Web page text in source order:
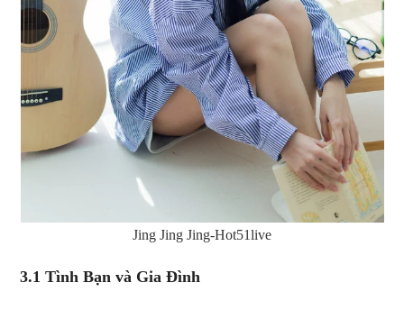
Jing Jing Jing-Hot51live
3.1 Tình Bạn và Gia Đình